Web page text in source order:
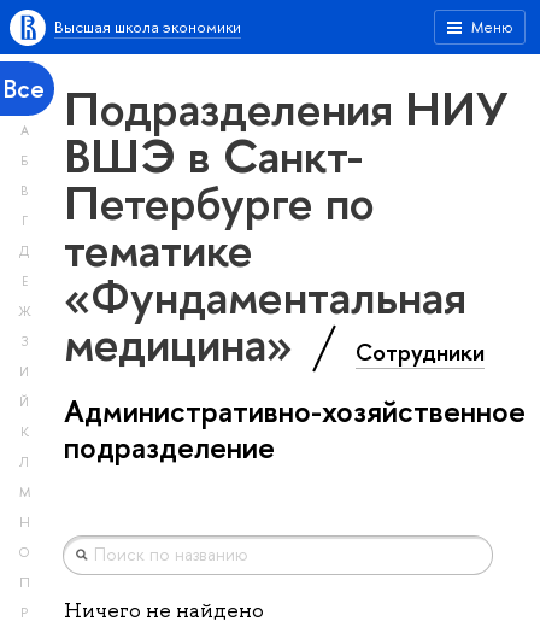
Меню
Высшая школа экономики
Все
А
Б
В
Г
Д
Е
Ж
З
И
Й
К
Л
М
Н
О
П
Р
Подразделения НИУ
ВШЭ в Санкт-
Петербурге по
тематике
«Фундаментальная
медицина» Сотрудники
Административно-хозяйственное
подразделение
Ничего не найдено